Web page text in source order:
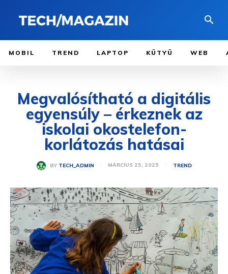
MOBIL TREND LAPTOP KÜTYÜ WEB
Megvalósítható a digitális
egyensúly – érkeznek az
iskolai okostelefon-
korlátozás hatásai
BY TECH_ADMIN MÁRCIUS 25, 2025 TREND